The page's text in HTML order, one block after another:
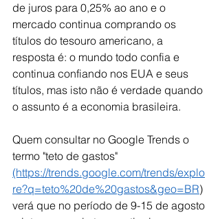
de juros para 0,25% ao ano e o
mercado continua comprando os
títulos do tesouro americano, a
resposta é: o mundo todo confia e
continua confiando nos EUA e seus
títulos, mas isto não é verdade quando
o assunto é a economia brasileira.
Quem consultar no Google Trends o
termo "teto de gastos"
(https://trends.google.com/trends/explo
re?q=teto%20de%20gastos&geo=BR)
verá que no período de 9-15 de agosto